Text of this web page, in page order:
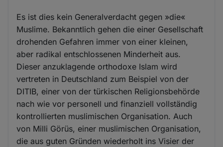
Es ist dies kein Generalverdacht gegen »die«
Muslime. Bekanntlich gehen die einer Gesellschaft
drohenden Gefahren immer von einer kleinen,
aber radikal entschlossenen Minderheit aus.
Dieser anzuklagende orthodoxe Islam wird
vertreten in Deutschland zum Beispiel von der
DITIB, einer von der türkischen Religionsbehörde
nach wie vor personell und finanziell vollständig
kontrollierten muslimischen Organisation. Auch
von Milli Görüs, einer muslimischen Organisation,
die aus guten Gründen wiederholt ins Visier der